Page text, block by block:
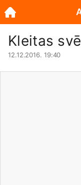
Kleitas
12.12.2016. 19:40